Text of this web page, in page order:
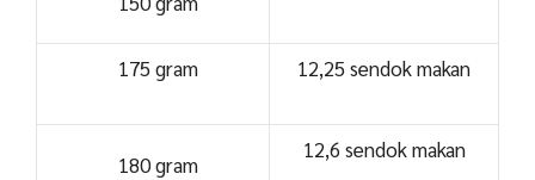
175 gram 12,25 sendok makan
180 gram
12,6 sendok makan